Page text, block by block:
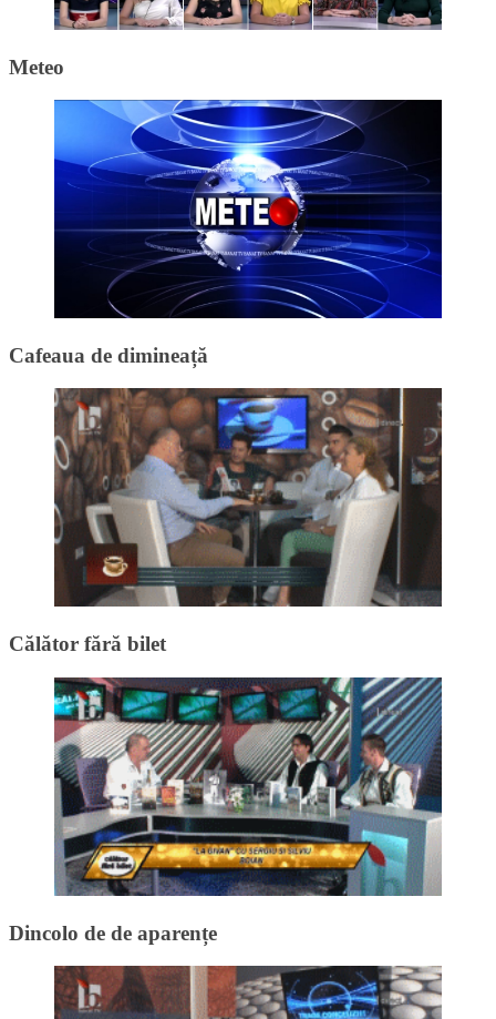
Meteo
Cafeaua de dimineață
Călător fără bilet
Dincolo de de aparențe